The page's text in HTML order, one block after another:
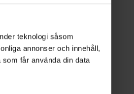
teknologi såsom
annonser och innehåll,
får använda din data